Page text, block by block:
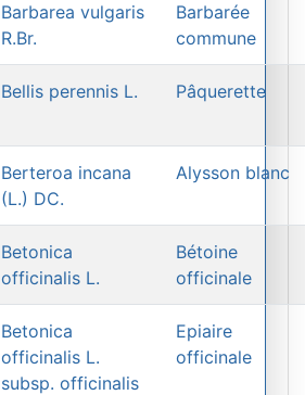
Barbarea vulgaris
R.Br.
Barbarée
commune
Bellis perennis L. Pâquerette
Berteroa incana
(L.) DC.
Alysson blanc
Betonica
officinalis L.
Bétoine
officinale
Betonica
officinalis L.
subsp. officinalis
Epiaire
officinale